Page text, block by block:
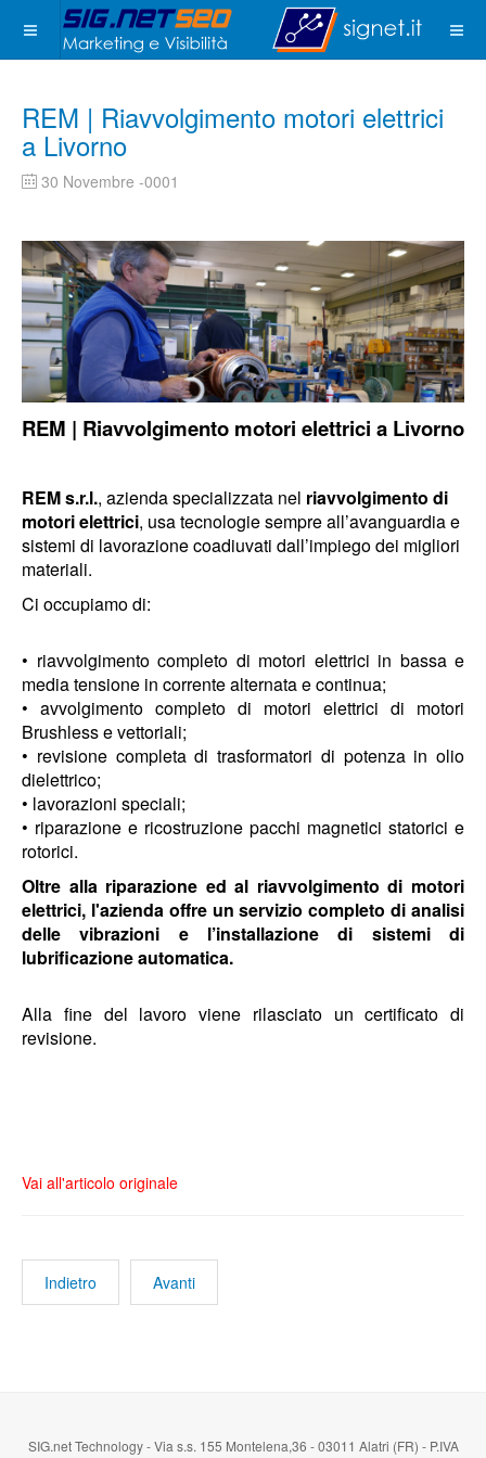
REM | Riavvolgimento motori elettrici
a Livorno
30 Novembre -0001
REM | Riavvolgimento motori elettrici a Livorno
REM s.r.l., azienda specializzata nel riavvolgimento di
motori elettrici, usa tecnologie sempre all’avanguardia e
sistemi di lavorazione coadiuvati dall’impiego dei migliori
materiali.
Ci occupiamo di:
• riavvolgimento completo di motori elettrici in bassa e
media tensione in corrente alternata e continua;
• avvolgimento completo di motori elettrici di motori
Brushless e vettoriali;
• revisione completa di trasformatori di potenza in olio
dielettrico;
• lavorazioni speciali;
• riparazione e ricostruzione pacchi magnetici statorici e
rotorici.
Oltre alla riparazione ed al riavvolgimento di motori
elettrici, l'azienda offre un servizio completo di analisi
delle vibrazioni e l’installazione di sistemi di
lubrificazione automatica.
Alla fine del lavoro viene rilasciato un certificato di
revisione.
Vai all'articolo originale
Indietro Avanti
SIG.net Technology - Via s.s. 155 Montelena,36 - 03011 Alatri (FR) - P.IVA